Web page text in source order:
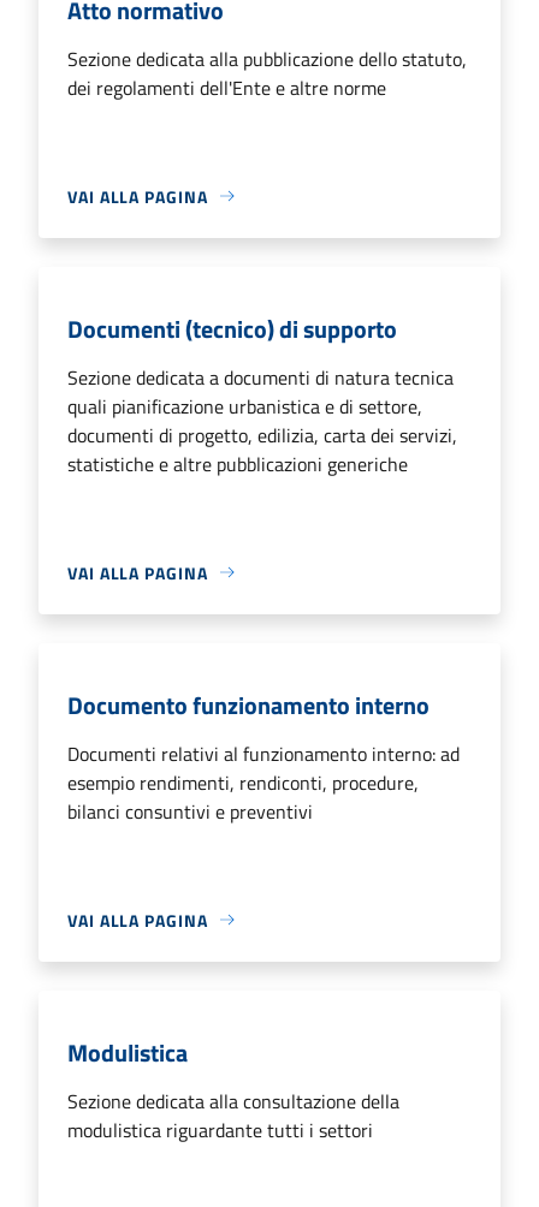
Atto normativo
Sezione dedicata alla pubblicazione dello statuto,
dei regolamenti dell'Ente e altre norme
VAI ALLA PAGINA
Documenti (tecnico) di supporto
Sezione dedicata a documenti di natura tecnica
quali pianificazione urbanistica e di settore,
documenti di progetto, edilizia, carta dei servizi,
statistiche e altre pubblicazioni generiche
VAI ALLA PAGINA
Documento funzionamento interno
Documenti relativi al funzionamento interno: ad
esempio rendimenti, rendiconti, procedure,
bilanci consuntivi e preventivi
VAI ALLA PAGINA
Modulistica
Sezione dedicata alla consultazione della
modulistica riguardante tutti i settori